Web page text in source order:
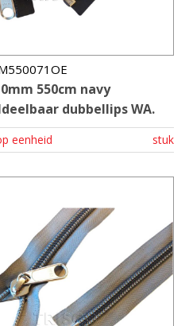
550cm navy
dubbellips WA.
eenheid stuk